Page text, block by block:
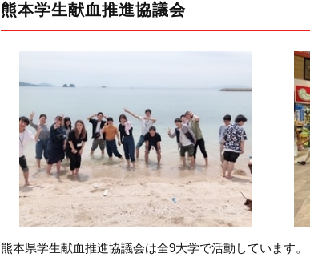
熊本学生献血推進協議会
熊本県学生献血推進協議会は全9大学で活動しています。